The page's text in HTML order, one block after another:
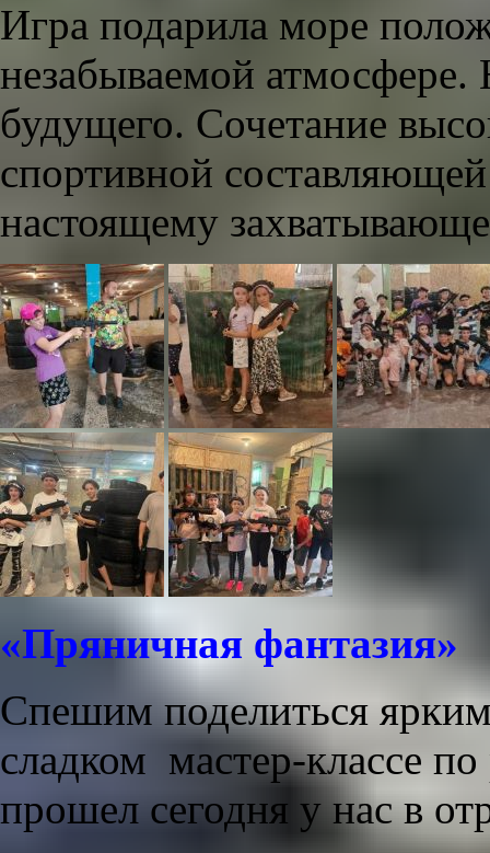
Игра подарила море
незабываемой атмосфере.
будущего. Сочетание
спортивной
настоящему
«Пряничная фантазия»
Спешим поделиться
сладком мастер-классе
прошел сегодня у нас в